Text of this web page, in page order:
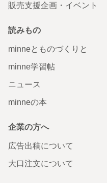
販売支援企画・イベント
読みもの
minneとものづくりと
minne学習帖
ニュース
minneの本
企業の方へ
広告出稿について
大口注文について